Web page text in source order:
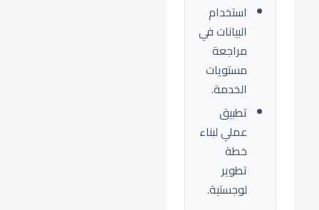
استخدام
البيانات في
مراجعة
مستويات
الخدمة.
تطبيق
عملي لبناء
خطة
تطوير
لوجستية.